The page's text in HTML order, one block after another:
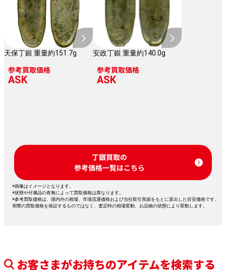
天保丁銀 重量約151.7g
参考買取価格
ASK
安政丁銀 重量約140.0g
参考買取価格
ASK
丁銀買取の
参考価格一覧はこちら
※画像はイメージとなります。
※状態や付属品の有無によって買取価格は異なります。
※参考買取価格は、国内外の相場、市場流通価格および当社取引実績をもとに算出した目安価格です。
実際の買取価格を保証するものではなく、査定時の相場変動、お品物の状態により変動します。
お客さまがお持ちのアイテムを検索する